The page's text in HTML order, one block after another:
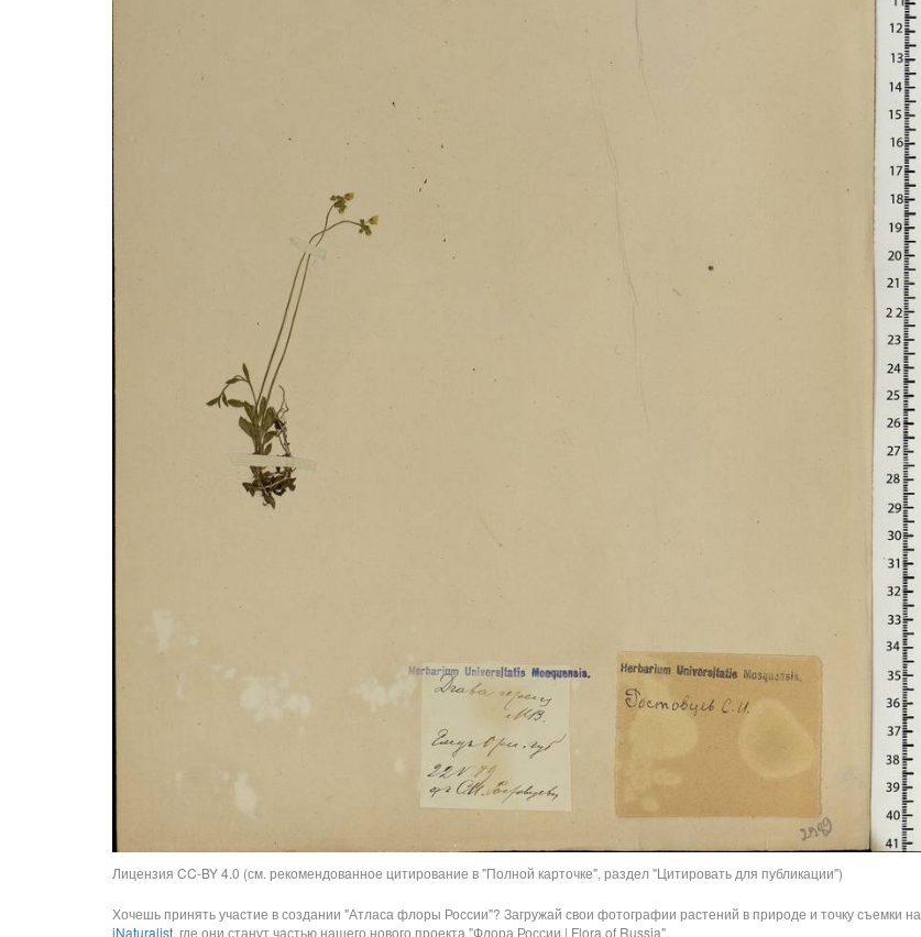
Лицензия CC-BY 4.0 (см. рекомендованное цитирование в "Полной карточке", раздел "Цитировать для публикации")
Хочешь принять участие в создании "Атласа флоры России"? Загружай свои фотографии растений в природе и точку съемки на
iNaturalist, где они станут частью нашего нового проекта "Флора России | Flora of Russia".